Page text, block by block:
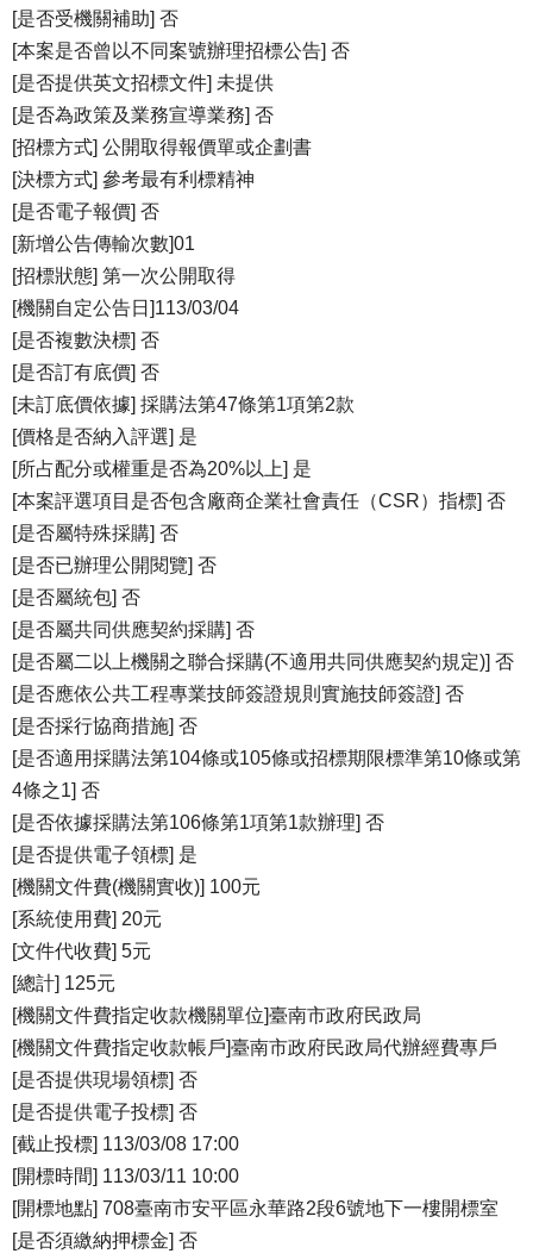
[是否受機關補助] 否
[本案是否曾以不同案號辦理招標公告] 否
[是否提供英文招標文件] 未提供
[是否為政策及業務宣導業務] 否
[招標方式] 公開取得報價單或企劃書
[決標方式] 參考最有利標精神
[是否電子報價] 否
[新增公告傳輸次數]01
[招標狀態] 第一次公開取得
[機關自定公告日]113/03/04
[是否複數決標] 否
[是否訂有底價] 否
[未訂底價依據] 採購法第47條第1項第2款
[價格是否納入評選] 是
[所占配分或權重是否為20%以上] 是
[本案評選項目是否包含廠商企業社會責任（CSR）指標] 否
[是否屬特殊採購] 否
[是否已辦理公開閱覽] 否
[是否屬統包] 否
[是否屬共同供應契約採購] 否
[是否屬二以上機關之聯合採購(不適用共同供應契約規定)] 否
[是否應依公共工程專業技師簽證規則實施技師簽證] 否
[是否採行協商措施] 否
[是否適用採購法第104條或105條或招標期限標準第10條或第
4條之1] 否
[是否依據採購法第106條第1項第1款辦理] 否
[是否提供電子領標] 是
[機關文件費(機關實收)] 100元
[系統使用費] 20元
[文件代收費] 5元
[總計] 125元
[機關文件費指定收款機關單位]臺南市政府民政局
[機關文件費指定收款帳戶]臺南市政府民政局代辦經費專戶
[是否提供現場領標] 否
[是否提供電子投標] 否
[截止投標] 113/03/08 17:00
[開標時間] 113/03/11 10:00
[開標地點] 708臺南市安平區永華路2段6號地下一樓開標室
[是否須繳納押標金] 否